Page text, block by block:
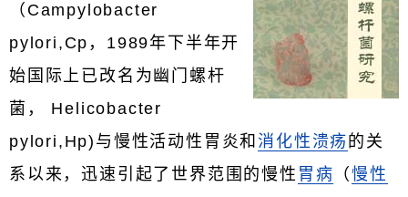
（Campylobacter
pylori,Cp，1989年下半年开
始国际上已改名为幽门螺杆
菌， Helicobacter
pylori,Hp)与慢性活动性胃炎和消化性溃疡 的关
系以来，迅速引起了世界范围的慢性 胃病 （慢性